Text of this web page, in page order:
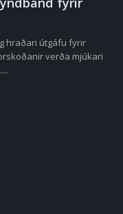
hraðari útgáfu fyrir
verða mjúkari